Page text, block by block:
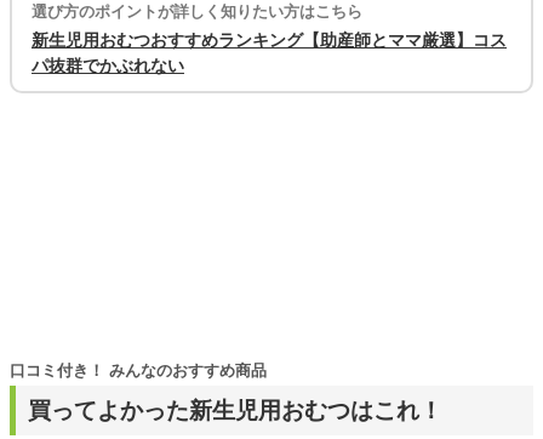
選び方のポイントが詳しく知りたい方はこちら
新生児用おむつおすすめランキング【助産師とママ厳選】コス
パ抜群でかぶれない
買ってよかった新生児用おむつはこれ！
口コミ付き！ みんなのおすすめ商品